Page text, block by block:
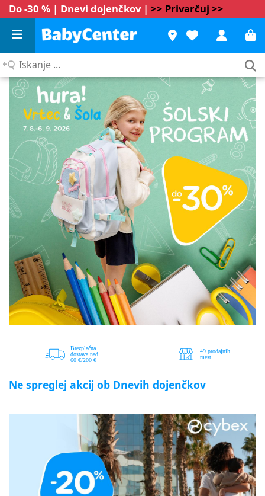
Do -30 % | Dnevi dojenčkov | >> Privarčuj >>
Iskanje
Ne spreglej akcij ob Dnevih dojenčkov